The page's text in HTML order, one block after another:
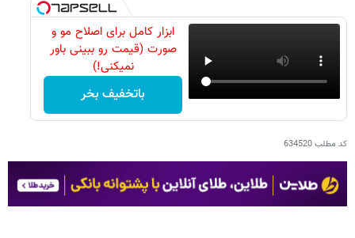
ابزار کامل برای اصلاح مو و
صورت (قیمت رو ببینی باور
نمیکنی!)
باتخفیف بخر
کد مطلب634520